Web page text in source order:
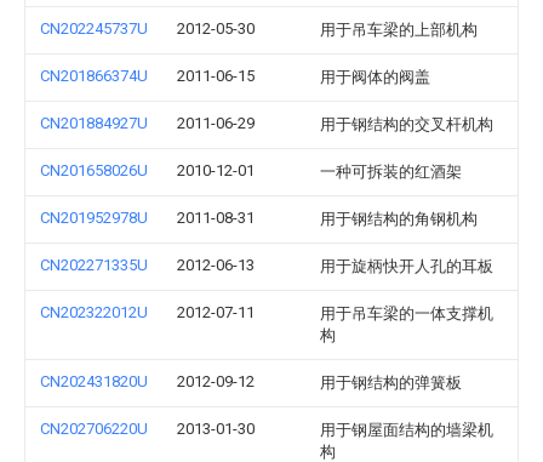
CN202245737U 2012-05-30 用于吊车梁的上部机构
CN201866374U 2011-06-15 用于阀体的阀盖
CN201884927U 2011-06-29 用于钢结构的交叉杆机构
CN201658026U 2010-12-01 一种可拆装的红酒架
CN201952978U 2011-08-31 用于钢结构的角钢机构
CN202271335U 2012-06-13 用于旋柄快开人孔的耳板
CN202322012U 2012-07-11
用于吊车梁的一体支撑机
构
CN202431820U 2012-09-12 用于钢结构的弹簧板
CN202706220U 2013-01-30
用于钢屋面结构的墙梁机
构